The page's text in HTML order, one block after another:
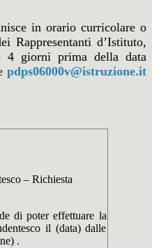
in orario curricolare o
Rappresentanti d’Istituto,
4 giorni prima della data
pdps06000v@istruzione.it
– Richiesta
di poter effettuare la
il (data) dalle
.